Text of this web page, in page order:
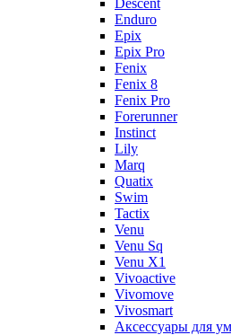
Descent
Enduro
Epix
Epix Pro
Fenix
Fenix 8
Fenix Pro
Forerunner
Instinct
Lily
Marq
Quatix
Swim
Tactix
Venu
Venu Sq
Venu X1
Vivoactive
Vivomove
Vivosmart
Аксессуары для